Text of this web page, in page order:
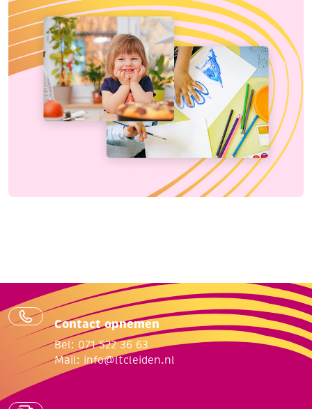
Contact opnemen
Bel: 071 522 36 63
Mail: info@ltcleiden.nl